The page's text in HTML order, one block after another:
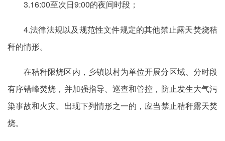
3.16:00至次日9:00的夜间时段；
4.法律法规以及规范性文件规定的其他禁止露天焚烧秸
秆的情形。
在秸秆限烧区内，乡镇以村为单位开展分区域、分时段
有序错峰焚烧，并加强指导、巡查和管控，防止发生大气污
染事故和火灾。出现下列情形之一的，应当禁止秸秆露天焚
烧。